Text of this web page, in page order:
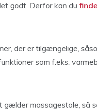
godt. Derfor kan du
der er tilgængelige,
som f.eks.
gælder massagestole, så